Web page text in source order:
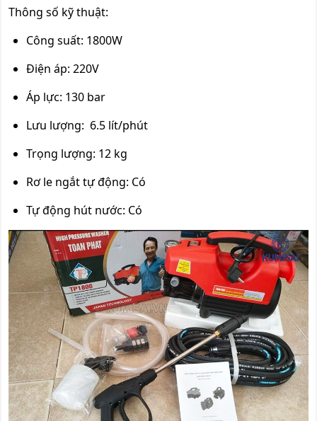
Thông số kỹ thuật:
Công suất: 1800W
Điện áp: 220V
Áp lực: 130 bar
Lưu lượng: 6.5 lít/phút
Trọng lượng: 12 kg
Rơ le ngắt tự động: Có
Tự động hút nước: Có